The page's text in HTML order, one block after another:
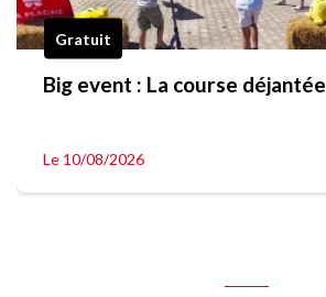
Gratuit
Big event : La course déjantée
Le 10/08/2026